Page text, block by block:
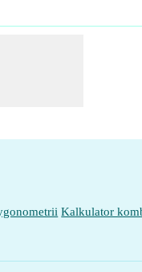
Kalkulator